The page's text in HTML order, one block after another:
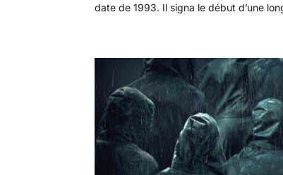
date de 1993. Il signa le début d’une